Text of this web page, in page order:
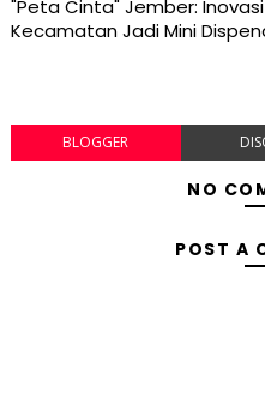
"Peta Cinta" Jember:
Kecamatan Jadi Mini
BLOGGER
NO
POST A